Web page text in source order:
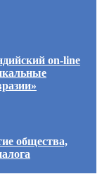
on-line
общества,